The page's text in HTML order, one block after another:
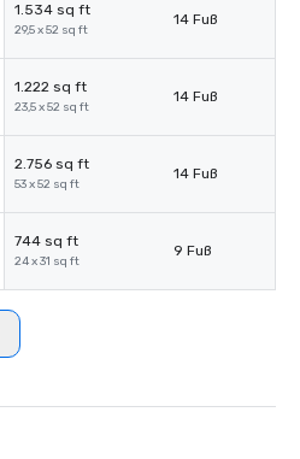
1.534 sq ft
29,5 x 52 sq ft
14 Fuß
1.222 sq ft
23,5 x 52 sq ft
14 Fuß
2.756 sq ft
53 x 52 sq ft
14 Fuß
744 sq ft
24 x 31 sq ft
9 Fuß